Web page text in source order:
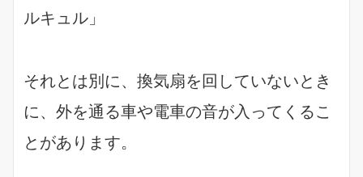
ルキュル」
それとは別に、換気扇を回していないとき
に、外を通る車や電車の音が入ってくるこ
とがあります。